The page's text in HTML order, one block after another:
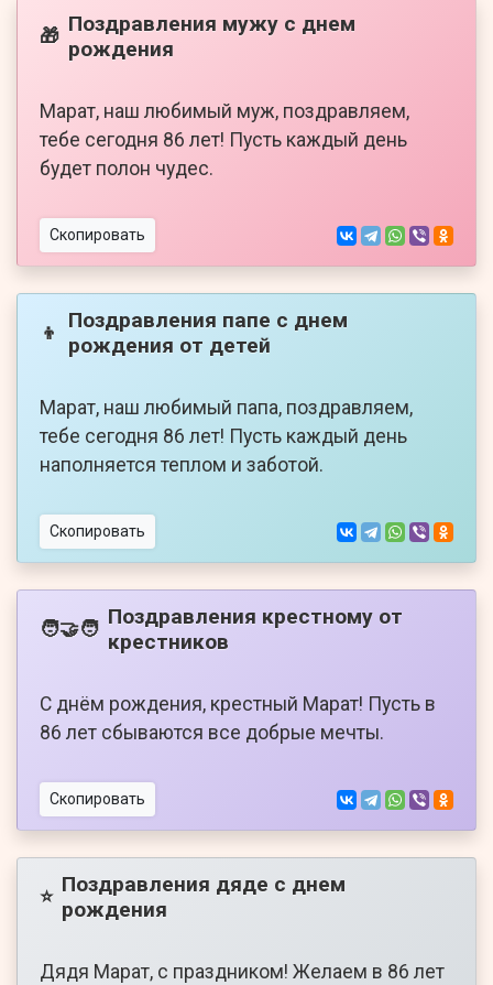
🎁 Поздравления мужу с днем
рождения
Марат, наш любимый муж, поздравляем,
тебе сегодня 86 лет! Пусть каждый день
будет полон чудес.
Скопировать
👦
Поздравления папе с днем
рождения от детей
Марат, наш любимый папа, поздравляем,
тебе сегодня 86 лет! Пусть каждый день
наполняется теплом и заботой.
Скопировать
🧑‍🤝‍🧑 Поздравления крестному от
крестников
С днём рождения, крестный Марат! Пусть в
86 лет сбываются все добрые мечты.
Скопировать
⭐ Поздравления дяде с днем
рождения
Дядя Марат, с праздником! Желаем в 86 лет